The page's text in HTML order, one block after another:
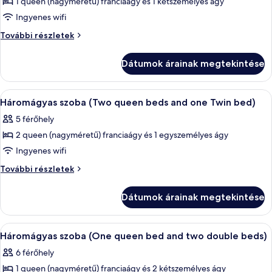
képének
megtekintése:
Szoba
2
hálószobával
(w/
one
queen
bed
1
)
Ingyenes wifi
További részletek
Szoba
hálószobával
(w/
one
bed
+
double
bed
)
Dátumok árainak megtekintése
A
következő
szoba
összes
képének
megtekintése:
(Two
queen
beds
and
one
Egy szállodai szoba két ággyal, egy
1
Háromágyas szoba (Two queen beds and one Twin bed)
5 férőhely
2 queen (nagyméretű) franciaágy és 1 egyszemélyes ágy
Ingyenes wifi
További részletek
Háromágyas
beds
and
one
bed)
további
Dátumok árainak megtekintése
A
következő
szoba
Háromágyas szoba (One queen bed
2
Háromágyas szoba (One queen bed and two double beds)
6 férőhely
1 queen (nagyméretű) franciaágy és 2 kétszemélyes ágy